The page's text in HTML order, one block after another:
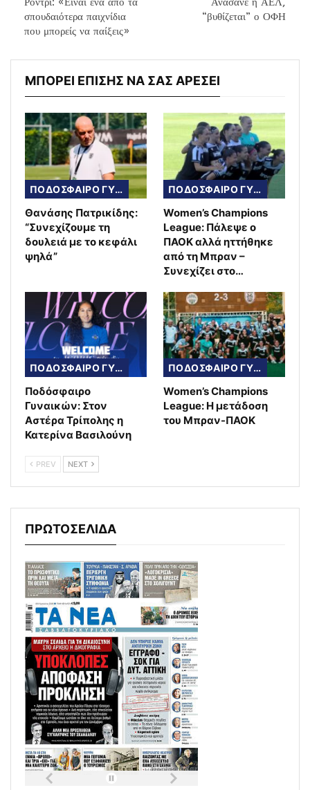
σπουδαιότερα παιχνίδια
που μπορείς να παίξεις»
“βυθίζεται” ο ΟΦΗ
ΜΠΟΡΕΙ ΕΠΙΣΗΣ ΝΑ ΣΑΣ ΑΡΕΣΕΙ
ΠΟΔΟΣΦΑΙΡΟ ΓΥΝΑΙΚΩΝ
Θανάσης Πατρικίδης:
“Συνεχίζουμε τη
δουλειά με το κεφάλι
ψηλά”
ΠΟΔΟΣΦΑΙΡΟ ΓΥΝΑΙΚΩΝ
Women’s Champions
League: Πάλεψε ο
ΠΑΟΚ αλλά ηττήθηκε
από τη Μπραν –
Συνεχίζει στο…
ΠΟΔΟΣΦΑΙΡΟ ΓΥΝΑΙΚΩΝ
Ποδόσφαιρο
Γυναικών: Στον
Αστέρα Τρίπολης η
Κατερίνα Βασιλούνη
ΠΟΔΟΣΦΑΙΡΟ ΓΥΝΑΙΚΩΝ
Women’s Champions
League: Η μετάδοση
του Μπραν-ΠΑΟΚ
PREV NEXT
ΠΡΩΤΟΣΕΛΙΔΑ